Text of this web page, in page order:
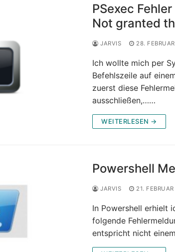
PSexec
Not granted
JARVIS 28.
Ich wollte mich per
Befehlszeile auf
zuerst diese
ausschließen,……
WEITERLESEN →
Powershell
JARVIS 21.
In Powershell erhielt
folgende
entspricht nicht